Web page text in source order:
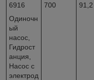
6916
Одиночн
ый
насос,
Гидрост
анция,
Насос с
электрод
700 91,2